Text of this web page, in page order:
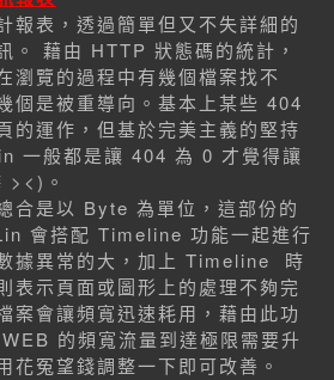
報表，透過簡單但又不失詳細的
。 藉由 HTTP 狀態碼的統計，
瀏覽的過程中有幾個檔案找不
個是被重導向。基本上某些 404
的運作，但基於完美主義的堅持
一般都是讓 404 為 0 才覺得讓
><)。
合是以 Byte 為單位，這部份的
會搭配 Timeline 功能一起進行
據異常的大，加上 Timeline 時
表示頁面或圖形上的處理不夠完
案會讓頻寬迅速耗用，藉由此功
的頻寬流量到達極限需要升
花冤望錢調整一下即可改善。